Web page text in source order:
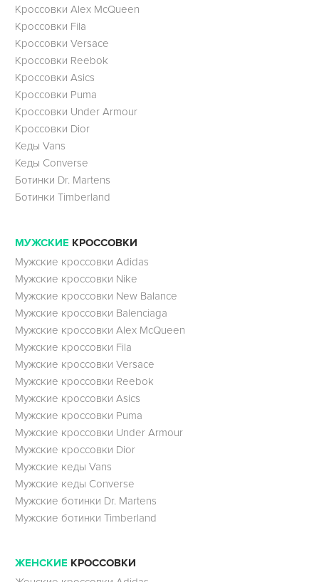
Кроссовки Alex McQueen
Кроссовки Fila
Кроссовки Versace
Кроссовки Reebok
Кроссовки Asics
Кроссовки Puma
Кроссовки Under Armour
Кроссовки Dior
Кеды Vans
Кеды Converse
Ботинки Dr. Martens
Ботинки Timberland
МУЖСКИЕ КРОССОВКИ
Мужские кроссовки Adidas
Мужские кроссовки Nike
Мужские кроссовки New Balance
Мужские кроссовки Balenciaga
Мужские кроссовки Alex McQueen
Мужские кроссовки Fila
Мужские кроссовки Versace
Мужские кроссовки Reebok
Мужские кроссовки Asics
Мужские кроссовки Puma
Мужские кроссовки Under Armour
Мужские кроссовки Dior
Мужские кеды Vans
Мужские кеды Converse
Мужские ботинки Dr. Martens
Мужские ботинки Timberland
ЖЕНСКИЕ КРОССОВКИ